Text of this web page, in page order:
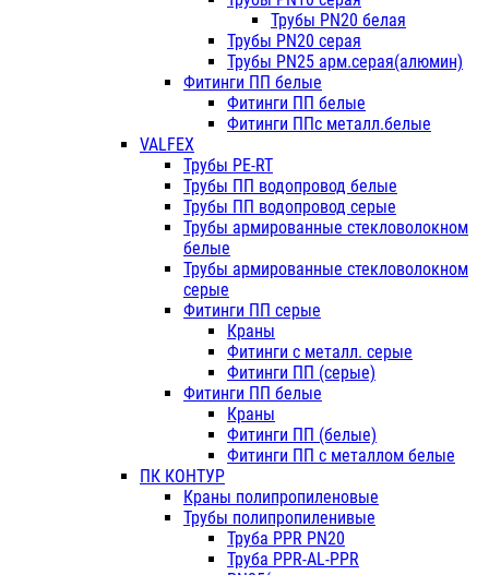
Трубы PN20 белая
Трубы PN20 серая
Трубы PN25 арм.серая(алюмин)
Фитинги ПП белые
Фитинги ПП белые
Фитинги ППс металл.белые
VALFEX
Трубы PE-RT
Трубы ПП водопровод белые
Трубы ПП водопровод серые
Трубы армированные стекловолокном
белые
Трубы армированные стекловолокном
серые
Фитинги ПП серые
Краны
Фитинги с металл. серые
Фитинги ПП (серые)
Фитинги ПП белые
Краны
Фитинги ПП (белые)
Фитинги ПП с металлом белые
ПК КОНТУР
Краны полипропиленовые
Трубы полипропиленивые
Труба PPR PN20
Труба PPR-AL-PPR